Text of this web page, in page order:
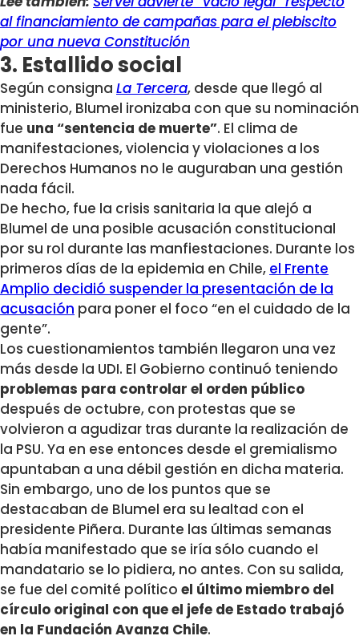
al financiamiento de campañas para el plebiscito
por una nueva Constitución
3. Estallido social
Según consigna La Tercera, desde que llegó al
ministerio, Blumel ironizaba con que su nominación
fue una “sentencia de muerte”. El clima de
manifestaciones, violencia y violaciones a los
Derechos Humanos no le auguraban una gestión
nada fácil.
De hecho, fue la crisis sanitaria la que alejó a
Blumel de una posible acusación constitucional
por su rol durante las manfiestaciones. Durante los
primeros días de la epidemia en Chile, el Frente
Amplio decidió suspender la presentación de la
acusación para poner el foco “en el cuidado de la
gente”.
Los cuestionamientos también llegaron una vez
más desde la UDI. El Gobierno continuó teniendo
problemas para controlar el orden público
después de octubre, con protestas que se
volvieron a agudizar tras durante la realización de
la PSU. Ya en ese entonces desde el gremialismo
apuntaban a una débil gestión en dicha materia.
Sin embargo, uno de los puntos que se
destacaban de Blumel era su lealtad con el
presidente Piñera. Durante las últimas semanas
había manifestado que se iría sólo cuando el
mandatario se lo pidiera, no antes. Con su salida,
se fue del comité político el último miembro del
círculo original con que el jefe de Estado trabajó
en la Fundación Avanza Chile.